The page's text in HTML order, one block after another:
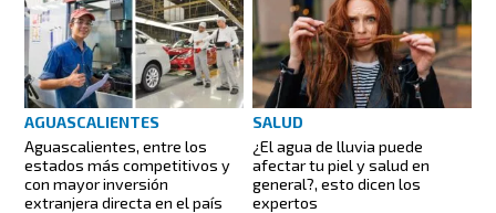
AGUASCALIENTES
Aguascalientes, entre los
estados más competitivos y
con mayor inversión
extranjera directa en el país
SALUD
¿El agua de lluvia puede
afectar tu piel y salud en
general?, esto dicen los
expertos